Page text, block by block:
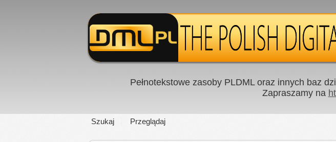
Pełnotekstowe zasoby PLDML oraz innych baz
Zapraszamy na
Szukaj Przeglądaj